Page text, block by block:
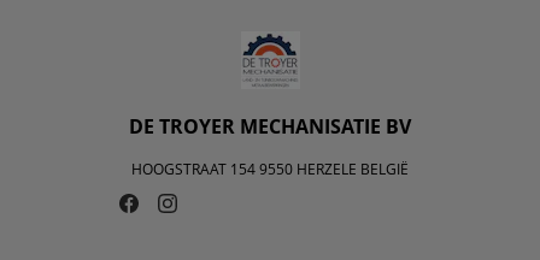
DE TROYER MECHANISATIE BV
HOOGSTRAAT 154 9550 HERZELE BELGIË